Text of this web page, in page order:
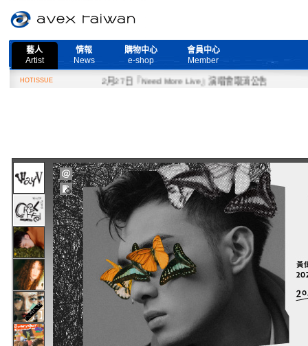
藝人
Artist
情報
News
購物中心
e-shop
會員中心
Member
HOTISSUE 2月27日『Need More Live』演唱會取消公告